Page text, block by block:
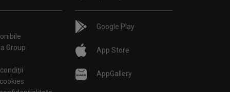
Group
Google Play
App Store
AppGallery